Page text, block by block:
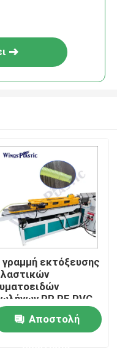
γραμμή εκτόξευσης
PP PE PVC
PA/μηχανή
Αποστολή